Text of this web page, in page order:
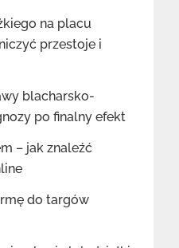
na placu
przestoje i
blacharsko-
po finalny efekt
– jak znaleźć
do targów